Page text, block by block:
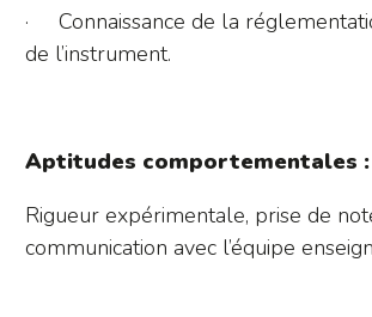
· Connaissance de la
de l’instrument.
Aptitudes comportementales :
Rigueur expérimentale, prise de
communication avec l’équipe